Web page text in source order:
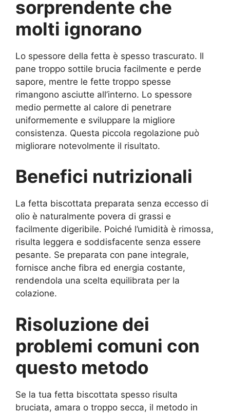
sorprendente che
molti ignorano
Lo spessore della fetta è spesso trascurato. Il
pane troppo sottile brucia facilmente e perde
sapore, mentre le fette troppo spesse
rimangono asciutte all’interno. Lo spessore
medio permette al calore di penetrare
uniformemente e sviluppare la migliore
consistenza. Questa piccola regolazione può
migliorare notevolmente il risultato.
Benefici nutrizionali
La fetta biscottata preparata senza eccesso di
olio è naturalmente povera di grassi e
facilmente digeribile. Poiché l’umidità è rimossa,
risulta leggera e soddisfacente senza essere
pesante. Se preparata con pane integrale,
fornisce anche fibra ed energia costante,
rendendola una scelta equilibrata per la
colazione.
Risoluzione dei
problemi comuni con
questo metodo
Se la tua fetta biscottata spesso risulta
bruciata, amara o troppo secca, il metodo in